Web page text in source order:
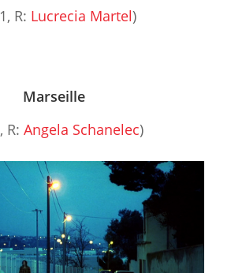
R: Lucrecia Martel)
Marseille
R:Angela Schanelec)